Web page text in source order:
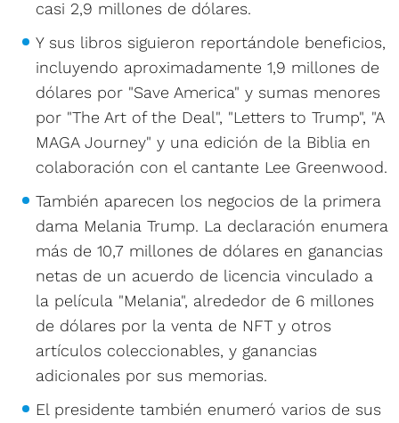
casi 2,9 millones de dólares.
Y sus libros siguieron reportándole beneficios,
incluyendo aproximadamente 1,9 millones de
dólares por "Save America" y sumas menores
por "The Art of the Deal", "Letters to Trump", "A
MAGA Journey" y una edición de la Biblia en
colaboración con el cantante Lee Greenwood.
También aparecen los negocios de la primera
dama Melania Trump. La declaración enumera
más de 10,7 millones de dólares en ganancias
netas de un acuerdo de licencia vinculado a
la película "Melania", alrededor de 6 millones
de dólares por la venta de NFT y otros
artículos coleccionables, y ganancias
adicionales por sus memorias.
El presidente también enumeró varios de sus